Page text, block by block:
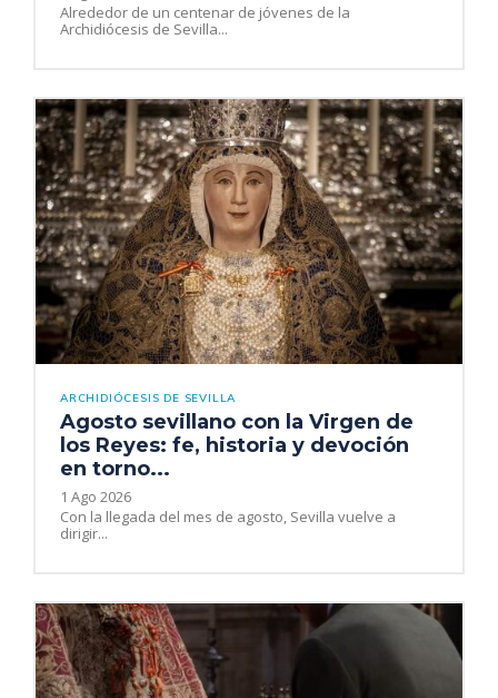
Alrededor de un centenar de jóvenes de la
Archidiócesis de Sevilla...
ARCHIDIÓCESIS DE SEVILLA
Agosto sevillano con la Virgen de
los Reyes: fe, historia y devoción
en torno...
1 Ago 2026
Con la llegada del mes de agosto, Sevilla vuelve a
dirigir...